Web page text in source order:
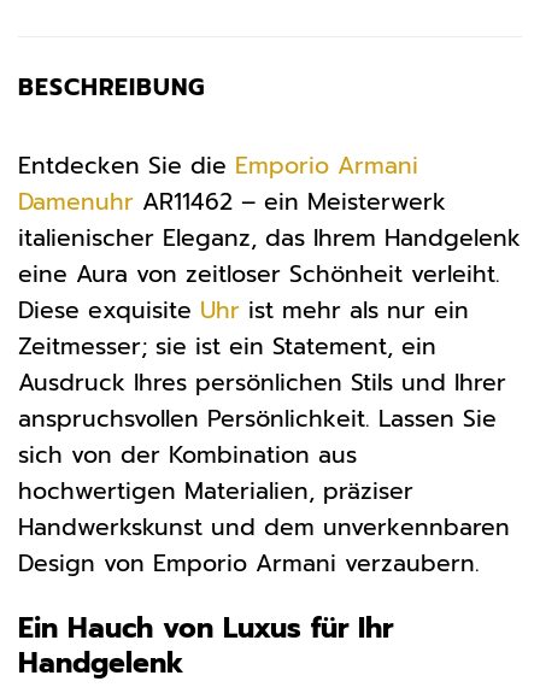
BESCHREIBUNG
Entdecken Sie die Emporio Armani
Damenuhr AR11462 – ein Meisterwerk
italienischer Eleganz, das Ihrem Handgelenk
eine Aura von zeitloser Schönheit verleiht.
Diese exquisite Uhr ist mehr als nur ein
Zeitmesser; sie ist ein Statement, ein
Ausdruck Ihres persönlichen Stils und Ihrer
anspruchsvollen Persönlichkeit. Lassen Sie
sich von der Kombination aus
hochwertigen Materialien, präziser
Handwerkskunst und dem unverkennbaren
Design von Emporio Armani verzaubern.
Ein Hauch von Luxus für Ihr
Handgelenk